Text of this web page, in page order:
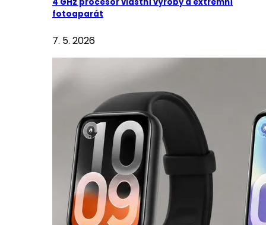
fotoaparát
7. 5. 2026